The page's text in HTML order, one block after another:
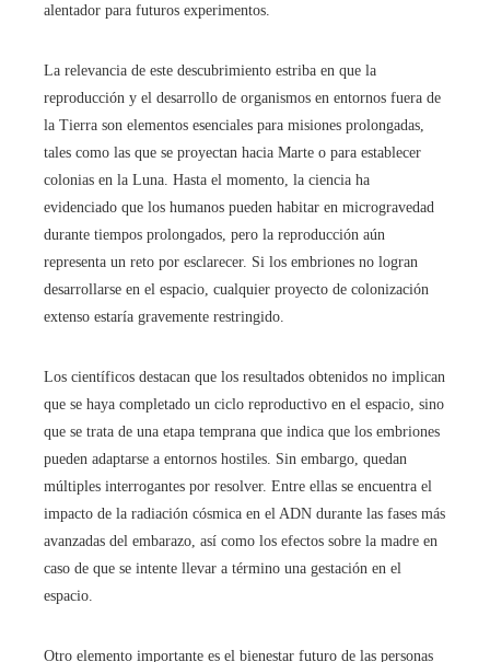
alentador para futuros experimentos.
La relevancia de este descubrimiento estriba en que la
reproducción y el desarrollo de organismos en entornos fuera de
la Tierra son elementos esenciales para misiones prolongadas,
tales como las que se proyectan hacia Marte o para establecer
colonias en la Luna. Hasta el momento, la ciencia ha
evidenciado que los humanos pueden habitar en microgravedad
durante tiempos prolongados, pero la reproducción aún
representa un reto por esclarecer. Si los embriones no logran
desarrollarse en el espacio, cualquier proyecto de colonización
extenso estaría gravemente restringido.
Los científicos destacan que los resultados obtenidos no implican
que se haya completado un ciclo reproductivo en el espacio, sino
que se trata de una etapa temprana que indica que los embriones
pueden adaptarse a entornos hostiles. Sin embargo, quedan
múltiples interrogantes por resolver. Entre ellas se encuentra el
impacto de la radiación cósmica en el ADN durante las fases más
avanzadas del embarazo, así como los efectos sobre la madre en
caso de que se intente llevar a término una gestación en el
espacio.
Otro elemento importante es el bienestar futuro de las personas